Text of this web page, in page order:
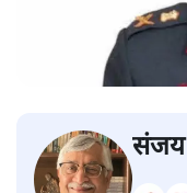
संजय